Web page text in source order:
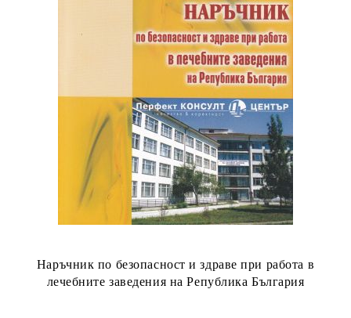
Наръчник по безопасност и здраве при работа в
лечебните заведения на Република България